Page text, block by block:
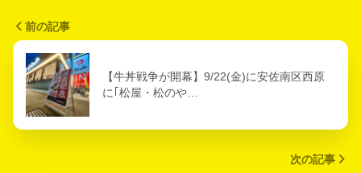
前の記事
【牛丼戦争が開幕】9/22(金)に安佐南区西原
に｢松屋・松のや…
次の記事